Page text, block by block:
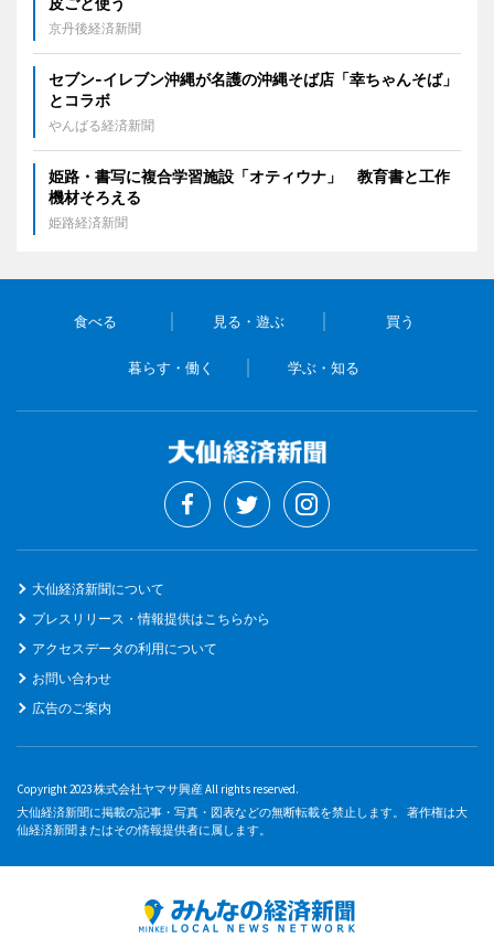
京丹後経済新聞
セブン‐イレブン沖縄が名護の沖縄そば店「幸ちゃんそば」
とコラボ
やんばる経済新聞
姫路・書写に複合学習施設「オティウナ」 教育書と工作
機材そろえる
姫路経済新聞
食べる 見る・遊ぶ 買う
暮らす・働く 学ぶ・知る
大仙経済新聞について
プレスリリース・情報提供はこちらから
アクセスデータの利用について
お問い合わせ
広告のご案内
Copyright 2023 株式会社ヤマサ興産 All rights reserved.
大仙経済新聞に掲載の記事・写真・図表などの無断転載を禁止します。 著作権は大
仙経済新聞またはその情報提供者に属します。